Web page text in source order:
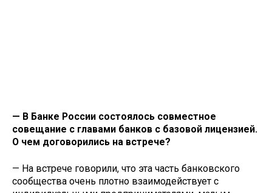
— В Банке России состоялось совместное
совещание с главами банков с базовой лицензией.
О чем договорились на встрече?
— На встрече говорили, что эта часть банковского
сообщества очень плотно взаимодействует с